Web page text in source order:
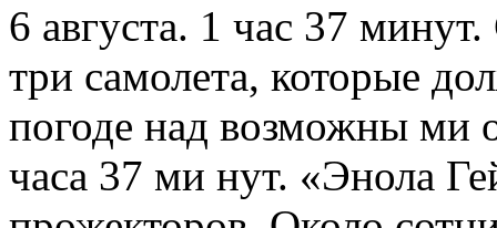
6 августа. 1 час 37
три самолета, которые
погоде над возможны ми
часа 37 ми нут. «Энола